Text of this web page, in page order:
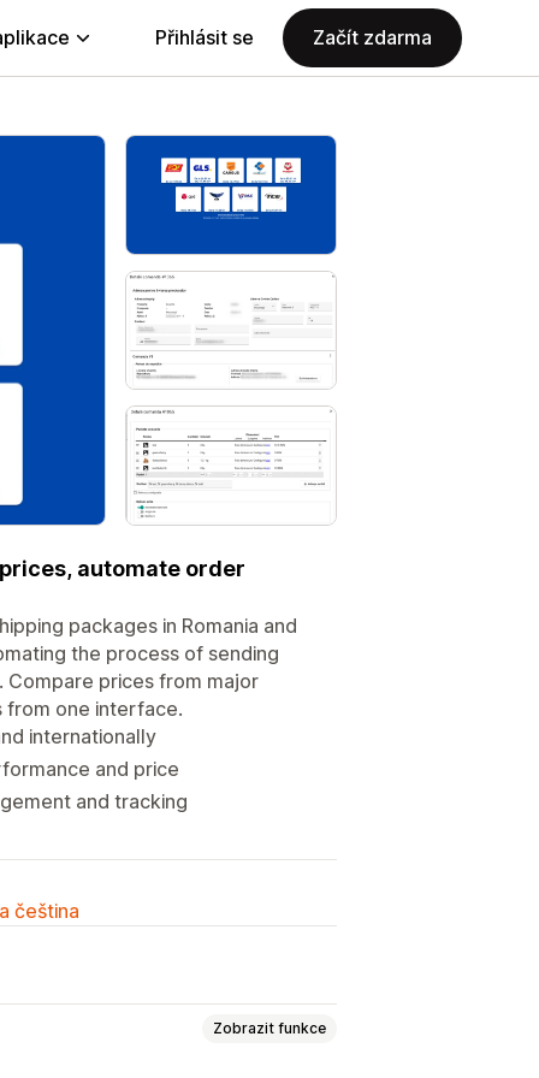
Přihlásit se Začít zdarma
automate order
packages in Romania and
the process of sending
Compare prices from major
from one interface.
internationally
and price
and tracking
čeština
Zobrazit funkce